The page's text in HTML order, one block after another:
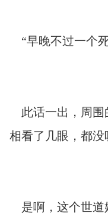
“早晚不过一个
此话一出，周围
相看了几眼，都没
是啊，这个世道